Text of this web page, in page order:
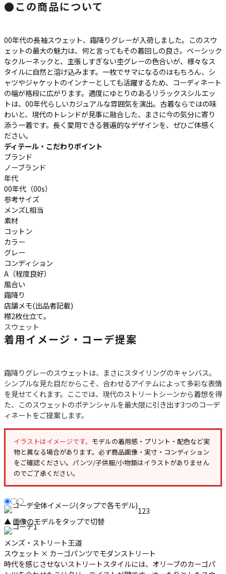
会員登録
メルマガ登録
会社概要
店舗一覧
古着卸売
特定商取引法に基づく表示
プライバシーポリシー
お問い合わせ
● この商品について
00年代の長袖スウェット、霜降りグレーが入荷しました。このスウ
ェットの最大の魅力は、何と言ってもその着回しの良さ。ベーシック
なクルーネックと、主張しすぎない杢グレーの色合いが、様々なス
タイルに自然と溶け込みます。一枚でサマになるのはもちろん、シ
ャツやジャケットのインナーとしても活躍するため、コーディネート
の幅が格段に広がります。適度にゆとりのあるリラックスシルエッ
トは、00年代らしいカジュアルな雰囲気を演出。古着ならではの味
わいと、現代のトレンドが見事に融合した、まさに今の気分に寄り
添う一着です。長く愛用できる普遍的なデザインを、ぜひご体感く
ださい。
ディテール・こだわりポイント
ブランド
ノーブランド
年代
00年代（00s）
参考サイズ
メンズL相当
素材
コットン
カラー
グレー
コンディション
A（程度良好）
風合い
霜降り
店舗メモ(出品者記載)
襟2枚仕立て。
スウェット
着用イメージ・コーデ提案
霜降りグレーのスウェットは、まさにスタイリングのキャンバス。
シンプルな見た目だからこそ、合わせるアイテムによって多彩な表情
を見せてくれます。ここでは、現代のストリートシーンから着想を得
た、このスウェットのポテンシャルを最大限に引き出す3つのコーデ
ィネートをご提案します。
イラストはイメージです。 モデルの着用感・プリント・配色など実
物と異なる場合があります。必ず商品画像・実寸・コンディション
をご確認ください。パンツ/子供服/小物類はイラストがありません
のでご了承ください。
123
▲ 画像のモデルをタップで切替
メンズ・ストリート王道
スウェット × カーゴパンツでモダンストリート
時代を感じさせないストリートスタイルには、オリーブのカーゴパ